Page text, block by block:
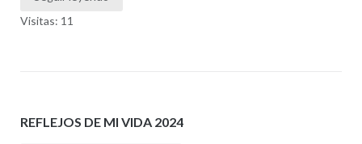
Visitas: 11
REFLEJOS DE MI VIDA 2024